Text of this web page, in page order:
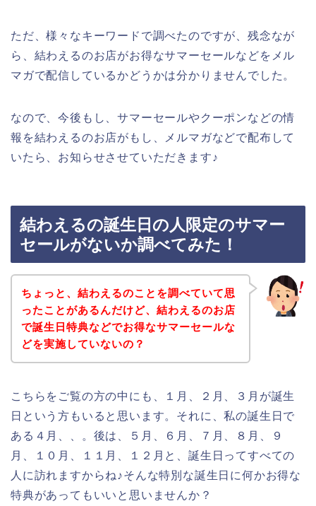
ただ、様々なキーワードで調べたのですが、残念なが
ら、結わえるのお店がお得なサマーセールなどをメル
マガで配信しているかどうかは分かりませんでした。
なので、今後もし、サマーセールやクーポンなどの情
報を結わえるのお店がもし、メルマガなどで配布して
いたら、お知らせさせていただきます♪
結わえるの誕生日の人限定のサマー
セールがないか調べてみた！
ちょっと、結わえるのことを調べていて思
ったことがあるんだけど、結わえるのお店
で誕生日特典などでお得なサマーセールな
どを実施していないの？
こちらをご覧の方の中にも、１月、２月、３月が誕生
日という方もいると思います。それに、私の誕生日で
ある４月、、。後は、５月、６月、７月、８月、９
月、１０月、１１月、１２月と、誕生日ってすべての
人に訪れますからね♪そんな特別な誕生日に何かお得な
特典があってもいいと思いませんか？